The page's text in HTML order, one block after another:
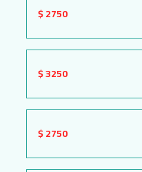
2750 $
3250 $
2750 $